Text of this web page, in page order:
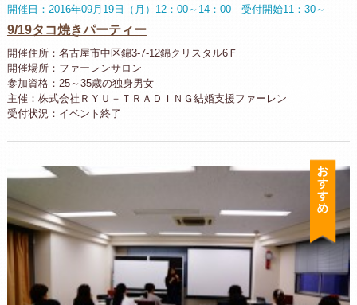
開催日：2016年09月19日（月）12：00～14：00 受付開始11：30～
9/19タコ焼きパーティー
開催住所：名古屋市中区錦3-7-12錦クリスタル6Ｆ
開催場所：ファーレンサロン
参加資格：25～35歳の独身男女
主催：株式会社ＲＹＵ－ＴＲＡＤＩＮＧ結婚支援ファーレン
受付状況：イベント終了
お